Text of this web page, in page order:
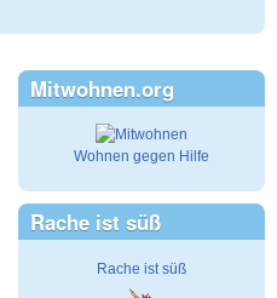
Mitwohnen.org
Wohnen gegen Hilfe
Rache ist süß
Rache ist süß